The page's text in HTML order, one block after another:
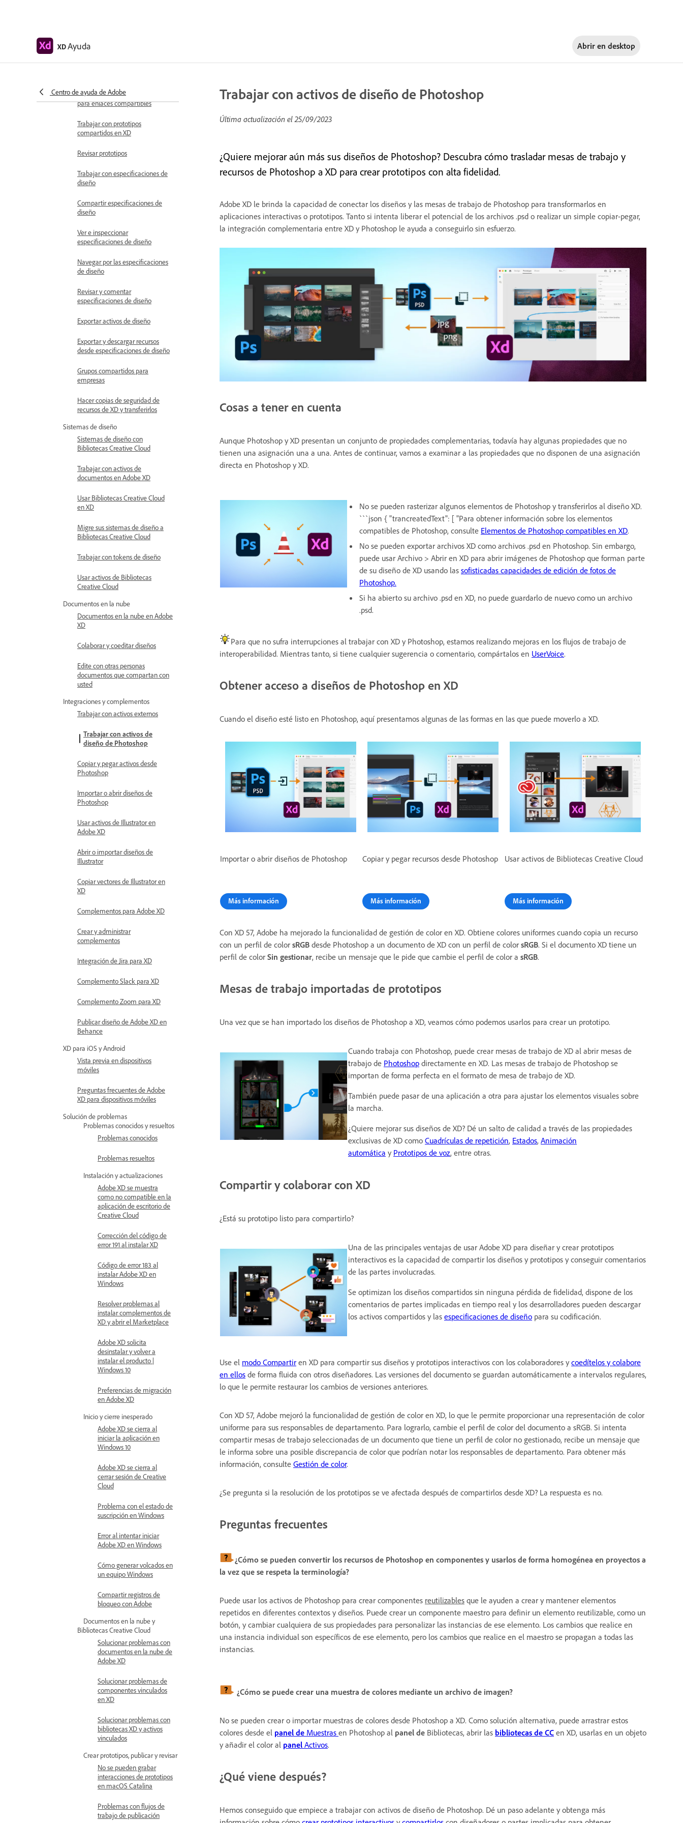
XDAyuda Abrir en desktop
Centro de ayuda de Adobe
Compartir mesas de trabajo
Establecer permisos de acceso
para enlaces compartibles
Trabajar con prototipos
compartidos en XD
Revisar prototipos
Trabajar con especificaciones de
diseño
Compartir especificaciones de
diseño
Ver e inspeccionar
especificaciones de diseño
Navegar por las especificaciones
de diseño
Revisar y comentar
especificaciones de diseño
Exportar activos de diseño
Exportar y descargar recursos
desde especificaciones de diseño
Grupos compartidos para
empresas
Hacer copias de seguridad de
recursos de XD y transferirlos
Sistemas de diseño
Sistemas de diseño con
Bibliotecas Creative Cloud
Trabajar con activos de
documentos en Adobe XD
Usar Bibliotecas Creative Cloud
en XD
Migre sus sistemas de diseño a
Bibliotecas Creative Cloud
Trabajar con tokens de diseño
Usar activos de Bibliotecas
Creative Cloud
Documentos en la nube
Documentos en la nube en Adobe
XD
Colaborar y coeditar diseños
Edite con otras personas
documentos que compartan con
usted
Integraciones y complementos
Trabajar con activos externos
Trabajar con activos de
diseño de Photoshop
Copiar y pegar activos desde
Photoshop
Importar o abrir diseños de
Photoshop
Usar activos de Illustrator en
Adobe XD
Abrir o importar diseños de
Illustrator
Copiar vectores de Illustrator en
XD
Complementos para Adobe XD
Crear y administrar
complementos
Integración de Jira para XD
Complemento Slack para XD
Complemento Zoom para XD
Publicar diseño de Adobe XD en
Behance
XD para iOS y Android
Vista previa en dispositivos
móviles
Preguntas frecuentes de Adobe
XD para dispositivos móviles
Solución de problemas
Problemas conocidos y resueltos
Problemas conocidos
Problemas resueltos
Instalación y actualizaciones
Adobe XD se muestra
como no compatible en la
aplicación de escritorio de
Creative Cloud
Corrección del código de
error 191 al instalar XD
Código de error 183 al
instalar Adobe XD en
Windows
Resolver problemas al
instalar complementos de
XD y abrir el Marketplace
Adobe XD solicita
desinstalar y volver a
instalar el producto |
Windows 10
Preferencias de migración
en Adobe XD
Inicio y cierre inesperado
Adobe XD se cierra al
iniciar la aplicación en
Windows 10
Adobe XD se cierra al
cerrar sesión de Creative
Cloud
Problema con el estado de
suscripción en Windows
Error al intentar iniciar
Adobe XD en Windows
Cómo generar volcados en
un equipo Windows
Compartir registros de
bloqueo con Adobe
Documentos en la nube y
Bibliotecas Creative Cloud
Solucionar problemas con
documentos en la nube de
Adobe XD
Solucionar problemas de
componentes vinculados
en XD
Solucionar problemas con
bibliotecas XD y activos
vinculados
Crear prototipos, publicar y revisar
No se pueden grabar
interacciones de prototipos
en macOS Catalina
Problemas con flujos de
trabajo de publicación
Trabajar con activos de diseño de Photoshop
Última actualización el25/09/2023
¿Quiere mejorar aún más sus diseños de Photoshop? Descubra cómo trasladar mesas de trabajo y
recursos de Photoshop a XD para crear prototipos con alta fidelidad.
Adobe XD le brinda la capacidad de conectar los diseños y las mesas de trabajo de Photoshop para transformarlos en
aplicaciones interactivas o prototipos. Tanto si intenta liberar el potencial de los archivos .psd o realizar un simple copiar-pegar,
la integración complementaria entre XD y Photoshop le ayuda a conseguirlo sin esfuerzo.
Cosas a tener en cuenta
Aunque Photoshop y XD presentan un conjunto de propiedades complementarias, todavía hay algunas propiedades que no
tienen una asignación una a una. Antes de continuar, vamos a examinar a las propiedades que no disponen de una asignación
directa en Photoshop y XD.
No se pueden rasterizar algunos elementos de Photoshop y transferirlos al diseño XD.
```json { "trancreatedText": [ "Para obtener información sobre los elementos
compatibles de Photoshop, consulte Elementos de Photoshop compatibles en XD.
No se pueden exportar archivos XD como archivos .psd en Photoshop. Sin embargo,
puede usar Archivo > Abrir en XD para abrir imágenes de Photoshop que forman parte
de su diseño de XD usando las sofisticadas capacidades de edición de fotos de
Photoshop.
Si ha abierto su archivo .psd en XD, no puede guardarlo de nuevo como un archivo
.psd.
Para que no sufra interrupciones al trabajar con XD y Photoshop, estamos realizando mejoras en los flujos de trabajo de
interoperabilidad. Mientras tanto, si tiene cualquier sugerencia o comentario, compártalos en UserVoice.
Obtener acceso a diseños de Photoshop en XD
Cuando el diseño esté listo en Photoshop, aquí presentamos algunas de las formas en las que puede moverlo a XD.
Importar o abrir diseños de Photoshop
Más información
Copiar y pegar recursos desde Photoshop
Más información
Usar activos de Bibliotecas Creative Cloud
Más información
Con XD 57, Adobe ha mejorado la funcionalidad de gestión de color en XD. Obtiene colores uniformes cuando copia un recurso
con un perfil de color sRGB desde Photoshop a un documento de XD con un perfil de color sRGB. Si el documento XD tiene un
perfil de color Sin gestionar, recibe un mensaje que le pide que cambie el perfil de color a sRGB.
Mesas de trabajo importadas de prototipos
Una vez que se han importado los diseños de Photoshop a XD, veamos cómo podemos usarlos para crear un prototipo.
Cuando trabaja con Photoshop, puede crear mesas de trabajo de XD al abrir mesas de
trabajo de Photoshop directamente en XD. Las mesas de trabajo de Photoshop se
importan de forma perfecta en el formato de mesa de trabajo de XD.
También puede pasar de una aplicación a otra para ajustar los elementos visuales sobre
la marcha.
¿Quiere mejorar sus diseños de XD? Dé un salto de calidad a través de las propiedades
exclusivas de XD como Cuadrículas de repetición, Estados, Animación
automática y Prototipos de voz, entre otras.
Compartir y colaborar con XD
¿Está su prototipo listo para compartirlo?
Una de las principales ventajas de usar Adobe XD para diseñar y crear prototipos
interactivos es la capacidad de compartir los diseños y prototipos y conseguir comentarios
de las partes involucradas.
Se optimizan los diseños compartidos sin ninguna pérdida de fidelidad, dispone de los
comentarios de partes implicadas en tiempo real y los desarrolladores pueden descargar
los activos compartidos y las especificaciones de diseño para su codificación.
Use el modo Compartir en XD para compartir sus diseños y prototipos interactivos con los colaboradores y coedítelos y colabore
en ellos de forma fluida con otros diseñadores. Las versiones del documento se guardan automáticamente a intervalos regulares,
lo que le permite restaurar los cambios de versiones anteriores.
Con XD 57, Adobe mejoró la funcionalidad de gestión de color en XD, lo que le permite proporcionar una representación de color
uniforme para sus responsables de departamento. Para lograrlo, cambie el perfil de color del documento a sRGB. Si intenta
compartir mesas de trabajo seleccionadas de un documento que tiene un perfil de color no gestionado, recibe un mensaje que
le informa sobre una posible discrepancia de color que podrían notar los responsables de departamento. Para obtener más
información, consulte Gestión de color.
¿Se pregunta si la resolución de los prototipos se ve afectada después de compartirlos desde XD? La respuesta es no.
Preguntas frecuentes
¿Cómo se pueden convertir los recursos de Photoshop en componentes y usarlos de forma homogénea en proyectos a
la vez que se respeta la terminología?
Puede usar los activos de Photoshop para crear componentes reutilizables que le ayuden a crear y mantener elementos
repetidos en diferentes contextos y diseños. Puede crear un componente maestro para definir un elemento reutilizable, como un
botón, y cambiar cualquiera de sus propiedades para personalizar las instancias de ese elemento. Los cambios que realice en
una instancia individual son específicos de ese elemento, pero los cambios que realice en el maestro se propagan a todas las
instancias.
¿Cómo se puede crear una muestra de colores mediante un archivo de imagen?
No se pueden crear o importar muestras de colores desde Photoshop a XD. Como solución alternativa, puede arrastrar estos
colores desde el panel de Muestras en Photoshop al panel de Bibliotecas, abrir las bibliotecas de CC en XD, usarlas en un objeto
y añadir el color al panel Activos.
¿Qué viene después?
Hemos conseguido que empiece a trabajar con activos de diseño de Photoshop. Dé un paso adelante y obtenga más